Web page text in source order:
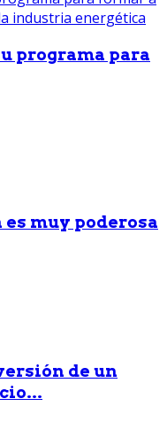
programa para
es muy poderosa
de un